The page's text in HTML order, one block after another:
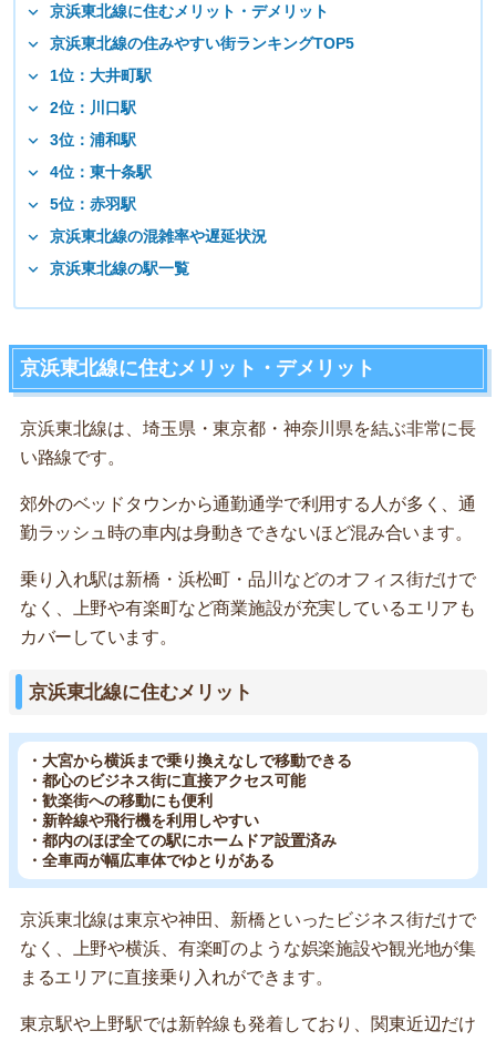
京浜東北線に住むメリット・デメリット
京浜東北線の住みやすい街ランキングTOP5
1位：大井町駅
2位：川口駅
3位：浦和駅
4位：東十条駅
5位：赤羽駅
京浜東北線の混雑率や遅延状況
京浜東北線の駅一覧
京浜東北線に住むメリット・デメリット
京浜東北線は、埼玉県・東京都・神奈川県を結ぶ非常に長
い路線です。
郊外のベッドタウンから通勤通学で利用する人が多く、通
勤ラッシュ時の車内は身動きできないほど混み合います。
乗り入れ駅は新橋・浜松町・品川などのオフィス街だけで
なく、上野や有楽町など商業施設が充実しているエリアも
カバーしています。
京浜東北線に住むメリット
・大宮から横浜まで乗り換えなしで移動できる
・都心のビジネス街に直接アクセス可能
・歓楽街への移動にも便利
・新幹線や飛行機を利用しやすい
・都内のほぼ全ての駅にホームドア設置済み
・全車両が幅広車体でゆとりがある
京浜東北線は東京や神田、新橋といったビジネス街だけで
なく、上野や横浜、有楽町のような娯楽施設や観光地が集
まるエリアに直接乗り入れができます。
東京駅や上野駅では新幹線も発着しており、関東近辺だけ